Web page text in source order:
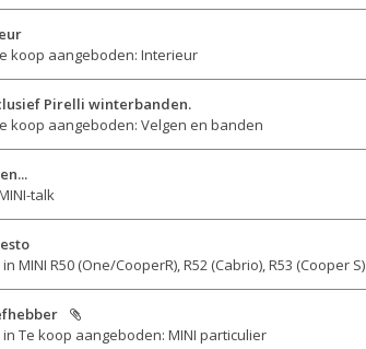
koop aangeboden: Interieur
Pirelli winterbanden.
koop aangeboden: Velgen en banden
talk
in MINI R50 (One/CooperR), R52 (Cabrio), R53 (Cooper S)
in Te koop aangeboden: MINI particulier